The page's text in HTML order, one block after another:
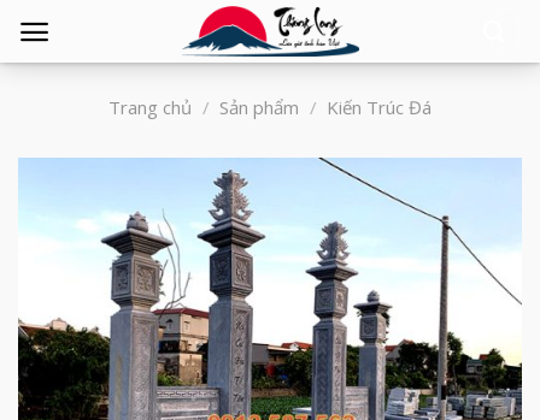
Trang chủ / Sản phẩm / Kiến Trúc Đá